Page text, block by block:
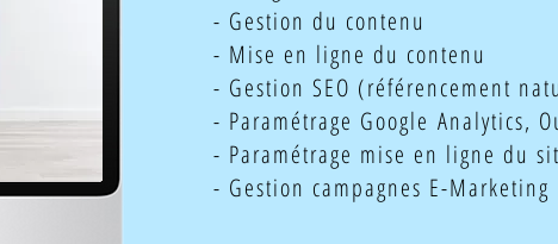
- Gestion du contenu
- Mise en ligne du contenu
- Gestion SEO (référencement
- Paramétrage Google Analytics,
- Paramétrage mise en ligne du
- Gestion campagnes E-Marketing